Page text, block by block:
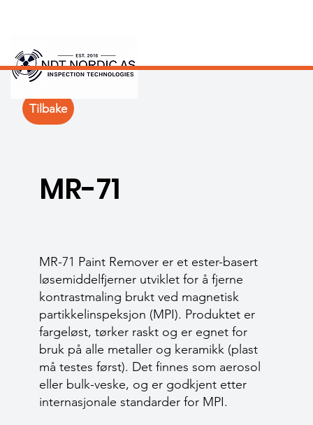
MR-71
MR-71 Paint Remover er et ester-basert
løsemiddelfjerner utviklet for å fjerne
kontrastmaling brukt ved magnetisk
partikkelinspeksjon (MPI). Produktet er
fargeløst, tørker raskt og er egnet for
bruk på alle metaller og keramikk (plast
må testes først). Det finnes som aerosol
eller bulk-veske, og er godkjent etter
internasjonale standarder for MPI.
Tilbake